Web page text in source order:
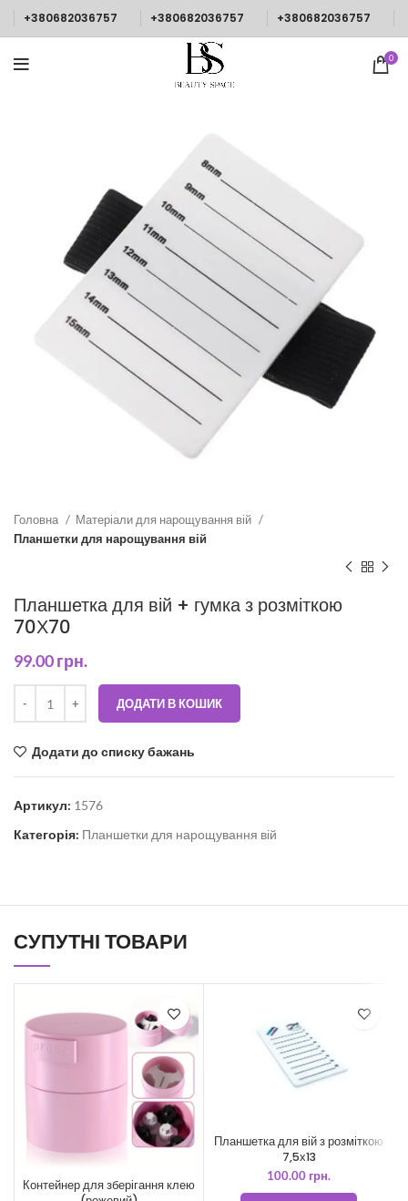
+380682036757 +380682036757 +380682036757
0
Головна
Матеріали для нарощування вій
Планшетки для нарощування вій
Планшетка для вій + гумка з розміткою
70Х70
99.00грн.
ДОДАТИ В КОШИК
Додати до списку бажань
Артикул: 1576
Категорія: Планшетки для нарощування вій
СУПУТНІ ТОВАРИ
Контейнер для зберігання клею
Планшетка для вій з розміткою
7,5х13
100.00 грн.